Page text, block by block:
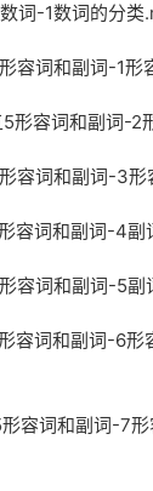
词-1数词的分类
容词和副词-1形
5形容词和副词-2
容词和副词-3
容词和副词-4副
容词和副词-5副
容词和副词-6形
容词和副词-7